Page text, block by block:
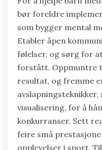
bør foreldre
som bygger mental
Etabler åpen
følelser, og sørg for
forstått. Oppmuntre
resultat, og fremme
visualisering, for å
konkurranser. Sett
feire små
opplevelser i sport.